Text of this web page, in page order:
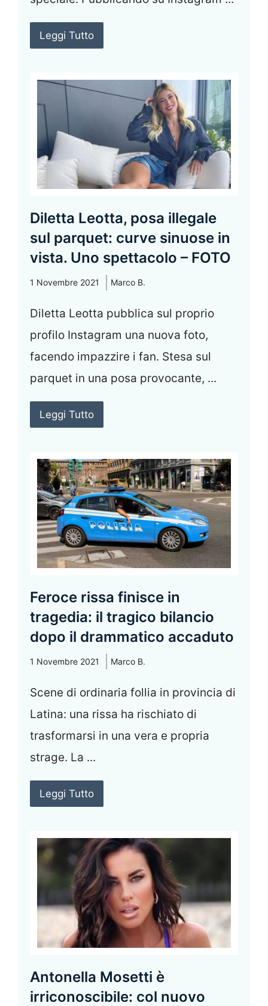
Leggi Tutto
Diletta Leotta, posa illegale
sul parquet: curve sinuose in
vista. Uno spettacolo – FOTO
1 Novembre 2021 Marco B.
Diletta Leotta pubblica sul proprio
profilo Instagram una nuova foto,
facendo impazzire i fan. Stesa sul
parquet in una posa provocante, ...
Leggi Tutto
Feroce rissa finisce in
tragedia: il tragico bilancio
dopo il drammatico accaduto
1 Novembre 2021 Marco B.
Scene di ordinaria follia in provincia di
Latina: una rissa ha rischiato di
trasformarsi in una vera e propria
strage. La ...
Leggi Tutto
Antonella Mosetti è
irriconoscibile: col nuovo